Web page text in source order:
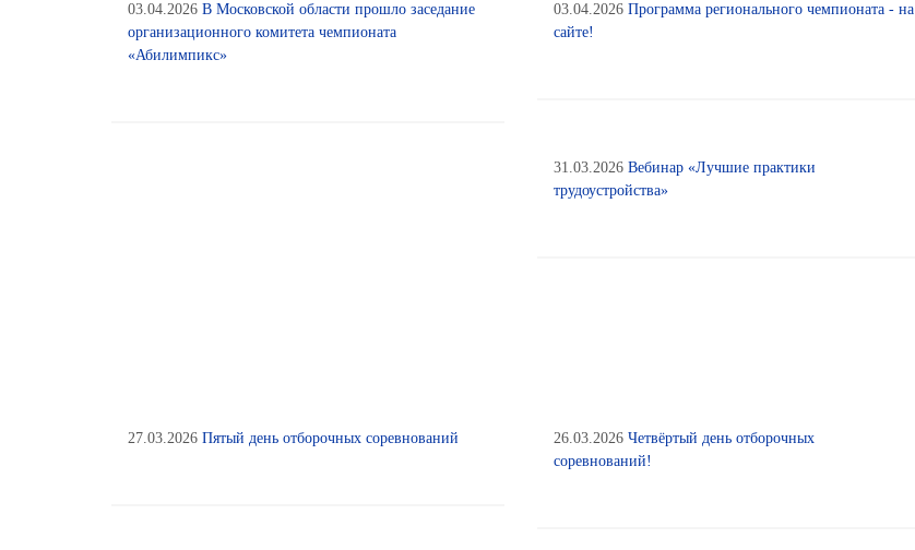
03.04.2026 В Московской области прошло заседание
организационного комитета чемпионата
«Абилимпикс»
03.04.2026 Программа регионального чемпионата - на
сайте!
31.03.2026 Вебинар «Лучшие практики
трудоустройства»
27.03.2026 Пятый день отборочных соревнований 26.03.2026 Четвёртый день отборочных
соревнований!